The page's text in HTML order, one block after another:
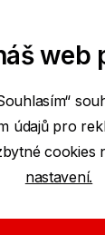
internetových
web
údajů pro
cookies
nastavení.